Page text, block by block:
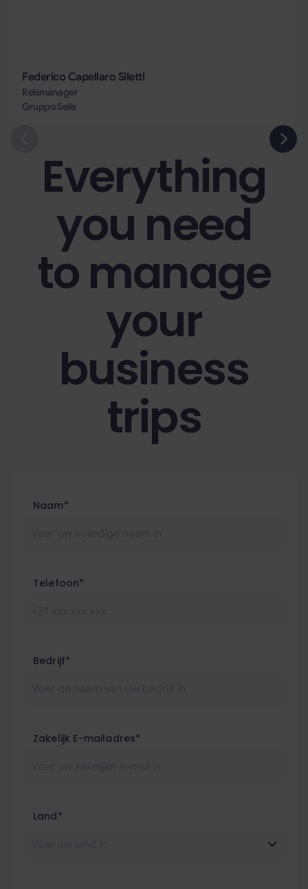
Federico Capellaro Siletti
Reismanager
Gruppo Sella
Everything
you need
to manage
your
business
trips
Naam*
Telefoon*
Bedrijf*
Zakelijk E-mailadres*
Land*